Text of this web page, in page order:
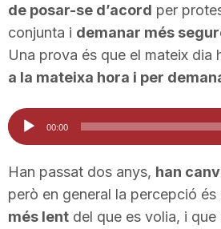
de posar-se d’acord per
conjunta i demanar més
Una prova és que el mateix dia
a la mateixa hora i per
Reproductor
d'àudio
00:00
Han passat dos anys, han
però en general la percepció és
més lent del que es volia, i que